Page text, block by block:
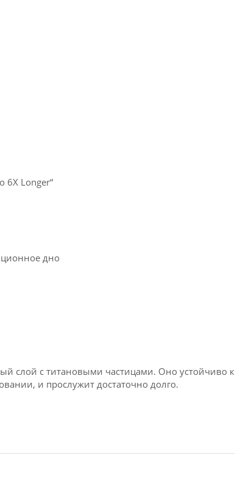
6X Longer“
дно
слой с титановыми частицами. Оно устойчиво к
и прослужит достаточно долго.